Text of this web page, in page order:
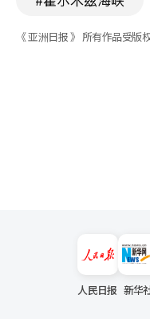
《 亚洲日报 》 所有作品受版
人民日报 新华